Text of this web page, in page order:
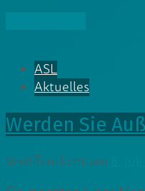
ASL
Aktuelles
Werden Sie
Veröffentlicht am